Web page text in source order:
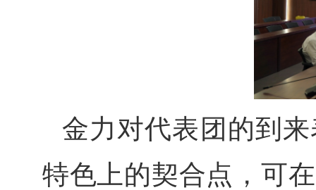
金力对代表团的到
特色上的契合点，可